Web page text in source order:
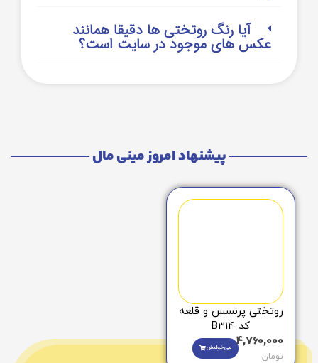
آیا رنگ روتختی ها دقیقا همانند
عکس های موجود در سایت است؟
پیشنهاد امروز مینی مال
روتختی پرنسس و قلعه
کد B314
4,760,000
تومان
می‌خوامش